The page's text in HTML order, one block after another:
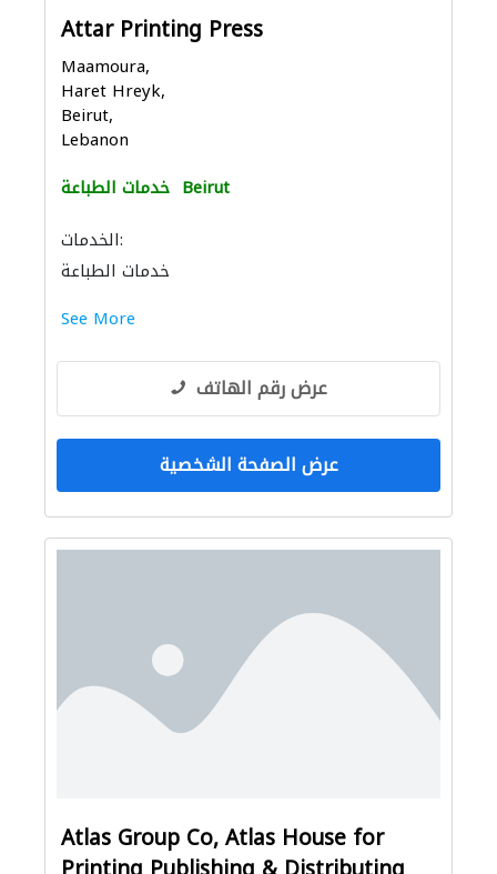
Attar Printing Press
Maamoura,
Haret Hreyk,
Beirut,
Lebanon
خدمات الطباعة Beirut
الخدمات:
خدمات الطباعة
See More
عرض رقم الهاتف
عرض الصفحة الشخصية
Atlas Group Co, Atlas House for